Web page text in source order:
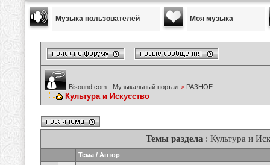
Музыка пользователей Моя музыка
Bisound.com - Музыкальный портал > РАЗНОЕ
Культура и Искусство
Темы раздела : Культура и
Тема / Автор